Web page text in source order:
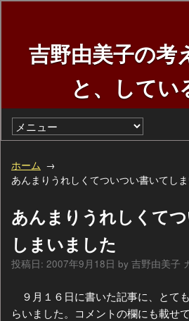
吉野由美子の考
と、してい
ホーム
あんまりうれしくてついつい書いてし
あんまりうれしくて
しまいました
投稿日: 2007年9月18日 by 吉野由美子
９月１６日に書いた記事に、とて
らいました。コメントの欄にも載せ